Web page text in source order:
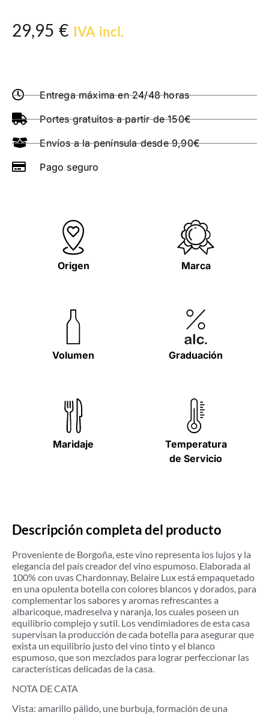
29,95 € IVA incl.
Entrega máxima en 24/48 horas
Portes gratuitos a partir de 150€
Envíos a la península desde 9,90€
Pago seguro
Origen Marca
Volumen Graduación
Maridaje
Temperatura
de Servicio
Descripción completa del producto
Proveniente de Borgoña, este vino representa los lujos y la
elegancia del país creador del vino espumoso. Elaborada al
100% con uvas Chardonnay, Belaire Lux está empaquetado
en una opulenta botella con colores blancos y dorados, para
complementar los sabores y aromas refrescantes a
albaricoque, madreselva y naranja, los cuales poseen un
equilibrio complejo y sutil. Los vendimiadores de esta casa
supervisan la producción de cada botella para asegurar que
exista un equilibrio justo del vino tinto y el blanco
espumoso, que son mezclados para lograr perfeccionar las
características delicadas de la casa.
NOTA DE CATA
Vista: amarillo pálido, une burbuja, formación de una